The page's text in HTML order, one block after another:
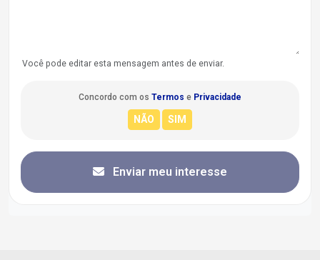
Você pode editar esta mensagem antes de enviar.
Concordo com os Termos e Privacidade
Enviar meu interesse